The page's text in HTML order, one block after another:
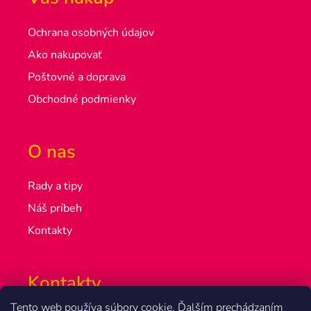
Tento web používa súbory cookie. Ďalším prechádzaním
Ochrana osobných údajov
Ako nakupovať
Poštovné a doprava
Obchodné podmienky
O nas
Rady a tipy
Náš príbeh
Kontakty
Kontakty